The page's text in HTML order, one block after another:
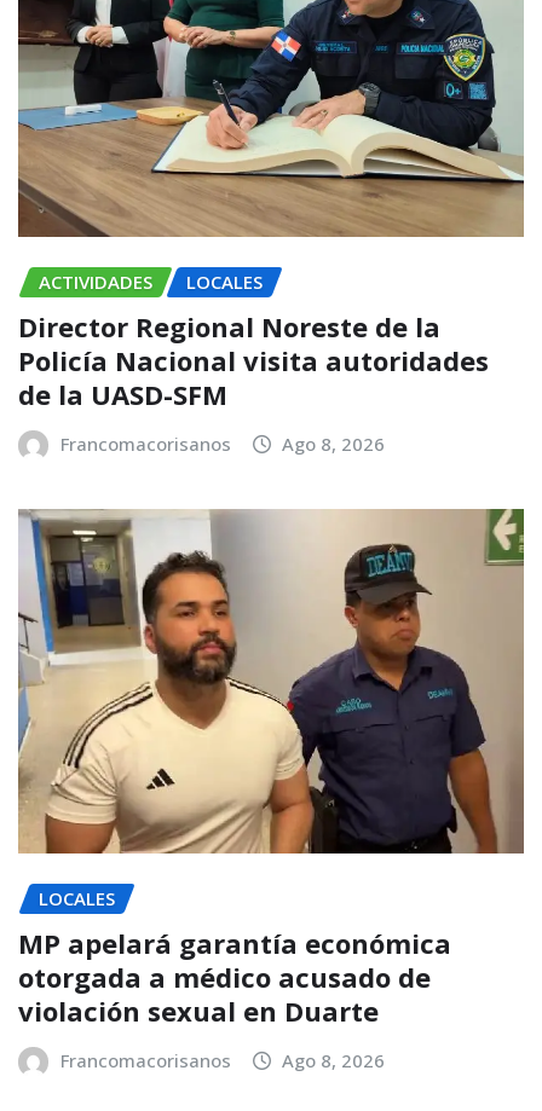
ACTIVIDADES LOCALES
Director Regional Noreste de la
Policía Nacional visita autoridades
de la UASD-SFM
Francomacorisanos Ago 8, 2026
LOCALES
MP apelará garantía económica
otorgada a médico acusado de
violación sexual en Duarte
Francomacorisanos Ago 8, 2026